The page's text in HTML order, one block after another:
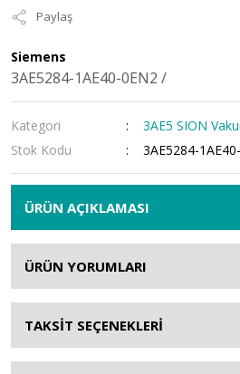
Paylaş
Siemens
3AE5284-1AE40-0EN2 /
Kategori
3AE5 SION
Stok Kodu
3AE5284-
ÜRÜN AÇIKLAMASI
ÜRÜN YORUMLARI
TAKSİT SEÇENEKLERİ